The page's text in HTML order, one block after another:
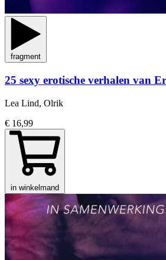
fragment
25 sexy erotische verhalen van
Lea Lind, Olrik
€ 16,99
in winkelmand